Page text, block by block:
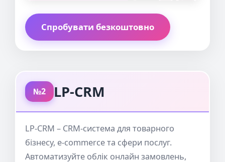
Спробувати безкоштовно
№2 LP-CRM
LP-CRM – CRM-система для товарного
бізнесу, e-commerce та сфери послуг.
Автоматизуйте облік онлайн замовлень,